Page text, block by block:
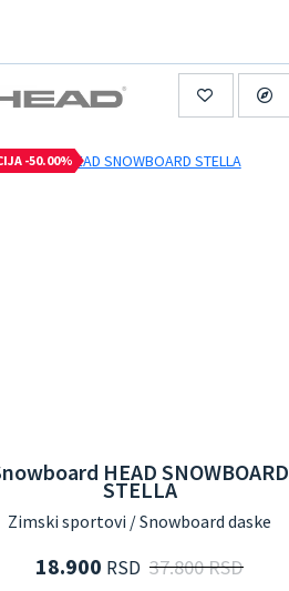
-50.00%
HEAD SNOWBOARD
STELLA
Zimski sportovi / Snowboard daske
18.900 RSD 37.800 RSD